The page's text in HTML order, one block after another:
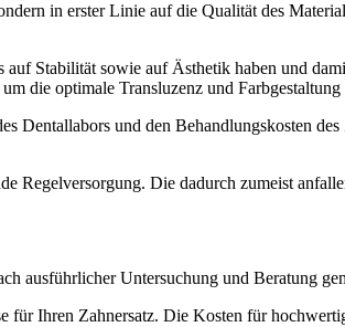
in erster Linie auf die Qualität des
Stabilität sowie auf Ästhetik haben und
die optimale Transluzenz und
Dentallabors und den Behandlungskosten des
Regelversorgung. Die dadurch zumeist
ausführlicher Untersuchung und Beratung
für Ihren Zahnersatz. Die Kosten für